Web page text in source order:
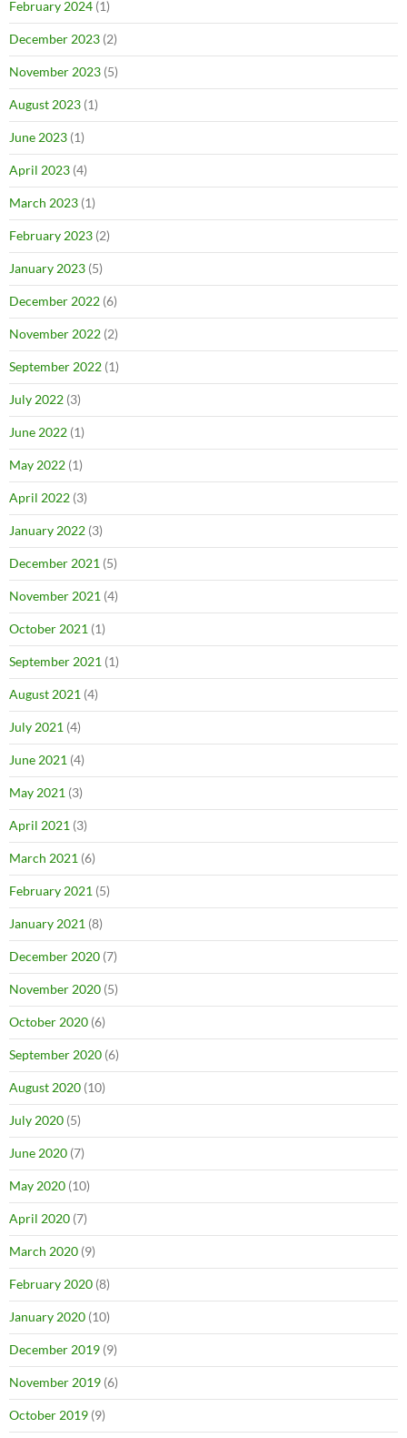
February 2024 (1)
December 2023 (2)
November 2023 (5)
August 2023 (1)
June 2023 (1)
April 2023 (4)
March 2023 (1)
February 2023 (2)
January 2023 (5)
December 2022 (6)
November 2022 (2)
September 2022 (1)
July 2022 (3)
June 2022 (1)
May 2022 (1)
April 2022 (3)
January 2022 (3)
December 2021 (5)
November 2021 (4)
October 2021 (1)
September 2021 (1)
August 2021 (4)
July 2021 (4)
June 2021 (4)
May 2021 (3)
April 2021 (3)
March 2021 (6)
February 2021 (5)
January 2021 (8)
December 2020 (7)
November 2020 (5)
October 2020 (6)
September 2020 (6)
August 2020 (10)
July 2020 (5)
June 2020 (7)
May 2020 (10)
April 2020 (7)
March 2020 (9)
February 2020 (8)
January 2020 (10)
December 2019 (9)
November 2019 (6)
October 2019 (9)